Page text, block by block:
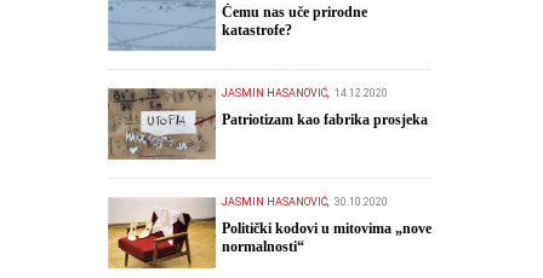
Čemu nas uče prirodne
katastrofe?
JASMIN HASANOVIĆ, 14.12.2020
Patriotizam kao fabrika prosjeka
JASMIN HASANOVIĆ, 30.10.2020
Politički kodovi u mitovima „nove
normalnosti“